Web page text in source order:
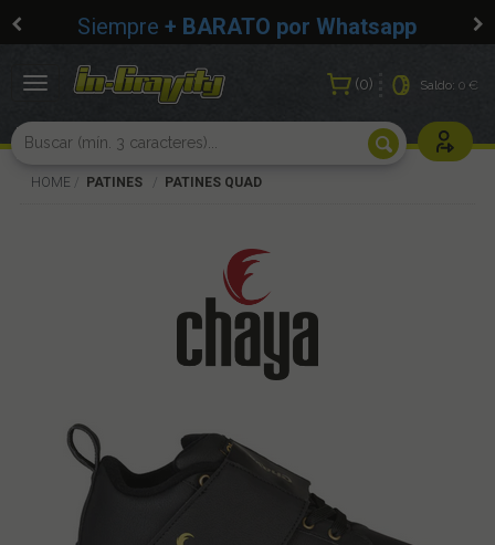
Siempre + BARATO por Whatsapp
0 Saldo:0 €
Usuarios
Toggle
HOME PATINES PATINES QUAD